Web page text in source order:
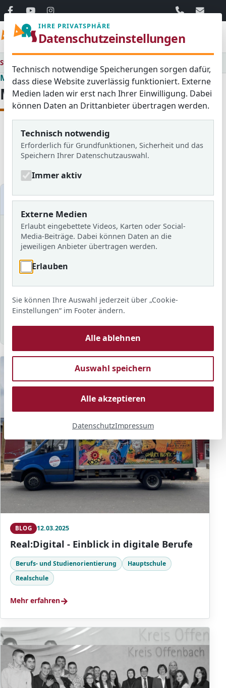
06103 / 30
Startseite
Medienraum
Medienraum
Alle Aktuelles
Bildergalerien
Schulzeitung
Medien filtern
Schuljahr
Schlagwort
Sortierung Anzahl
BLOG 12.03.2025
Real:Digital - Einblick in digitale Berufe
Berufs- und Studienorientierung
Hauptschule
Realschule
Mehr erfahren→
IHRE PRIVATSPHÄRE
Datenschutzeinstellungen
Technisch notwendige Speicherungen sorgen dafür,
dass diese Website zuverlässig funktioniert. Externe
Medien laden wir erst nach Ihrer Einwilligung. Dabei
können Daten an Drittanbieter übertragen werden.
Technisch notwendig
Erforderlich für Grundfunktionen, Sicherheit und das
Speichern Ihrer Datenschutzauswahl.
Immer aktiv
Externe Medien
Erlaubt eingebettete Videos, Karten oder Social-
Media-Beiträge. Dabei können Daten an die
jeweiligen Anbieter übertragen werden.
Erlauben
Sie können Ihre Auswahl jederzeit über „Cookie-
Einstellungen“ im Footer ändern.
Alle ablehnen
Auswahl speichern
Alle akzeptieren
DatenschutzImpressum